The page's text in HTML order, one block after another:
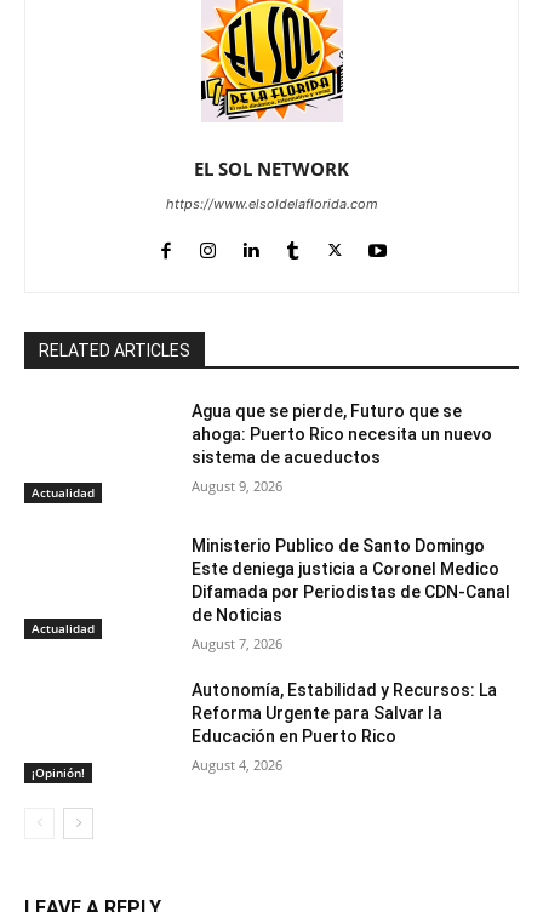
EL SOL NETWORK
https://www.elsoldelaflorida.com
RELATED ARTICLES
Actualidad
Agua que se pierde, Futuro que se
ahoga: Puerto Rico necesita un nuevo
sistema de acueductos
August 9, 2026
Actualidad
Ministerio Publico de Santo Domingo
Este deniega justicia a Coronel Medico
Difamada por Periodistas de CDN-Canal
de Noticias
August 7, 2026
¡Opinión!
Autonomía, Estabilidad y Recursos: La
Reforma Urgente para Salvar la
Educación en Puerto Rico
August 4, 2026